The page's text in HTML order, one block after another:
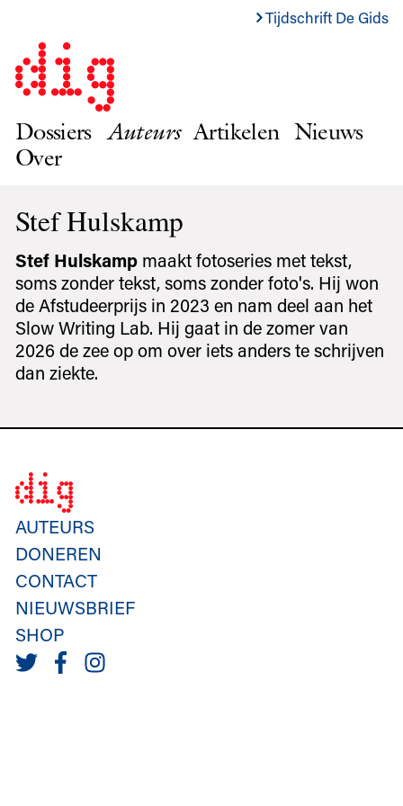
Tijdschrift De Gids
Dossiers Auteurs Artikelen Nieuws
Over
Stef Hulskamp
Stef Hulskampmaakt fotoseries met tekst,
soms zonder tekst, soms zonder foto's. Hij won
de Afstudeerprijs in 2023 en nam deel aan het
Slow Writing Lab. Hij gaat in de zomer van
2026 de zee op om over iets anders te schrijven
dan ziekte.
AUTEURS
DONEREN
CONTACT
NIEUWSBRIEF
SHOP